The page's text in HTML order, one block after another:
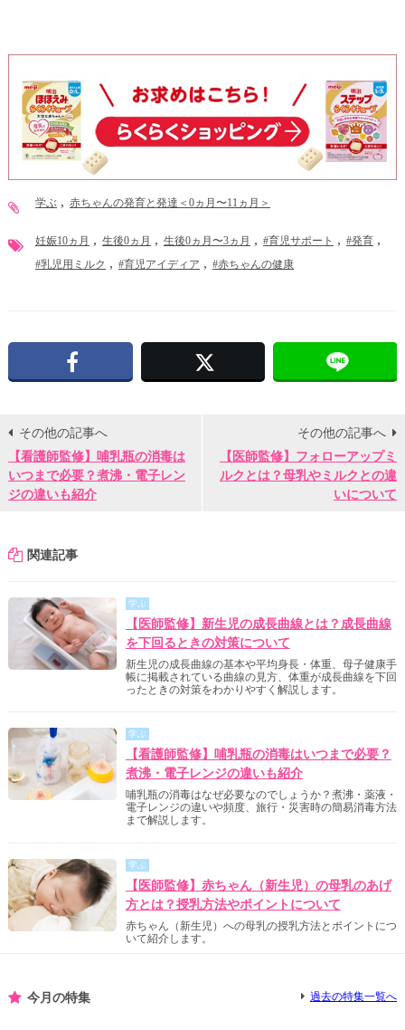
学ぶ 赤ちゃんの発育と発達＜0ヵ月〜11ヵ月＞
妊娠10ヵ月 生後0ヵ月 生後0ヵ月〜3ヵ月 #育児サポート #発育
#乳児用ミルク #育児アイディア #赤ちゃんの健康
その他の記事へ
【看護師監修】哺乳瓶の消毒は
いつまで必要？煮沸・電子レン
ジの違いも紹介
その他の記事へ
【医師監修】フォローアップミ
ルクとは？母乳やミルクとの違
いについて
関連記事
学ぶ
【医師監修】新生児の成長曲線とは？成長曲線
を下回るときの対策について
新生児の成長曲線の基本や平均身長・体重、母子健康手
帳に掲載されている曲線の見方、体重が成長曲線を下回
ったときの対策をわかりやすく解説します。
学ぶ
【看護師監修】哺乳瓶の消毒はいつまで必要？
煮沸・電子レンジの違いも紹介
哺乳瓶の消毒はなぜ必要なのでしょうか？煮沸・薬液・
電子レンジの違いや頻度、旅行・災害時の簡易消毒方法
まで解説します。
学ぶ
【医師監修】赤ちゃん（新生児）の母乳のあげ
方とは？授乳方法やポイントについて
赤ちゃん（新生児）への母乳の授乳方法とポイントにつ
いて紹介します。
今月の特集 過去の特集一覧へ